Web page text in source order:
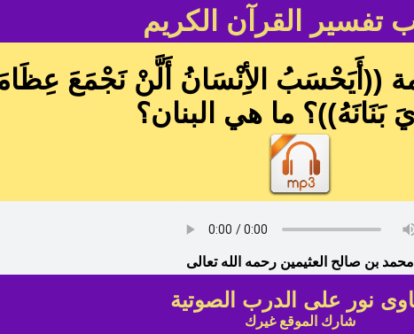
تفسير القرآن الكريم
((أَيَحْسَبُ الأِنْسَانُ أَلَّنْ نَجْمَعَ
بَنَانَهُ))؟ ما هي البنان؟
محمد بن صالح العثيمين رحمه الله تعالى
نور على الدرب الصوتية
شارك الموقع غيرك